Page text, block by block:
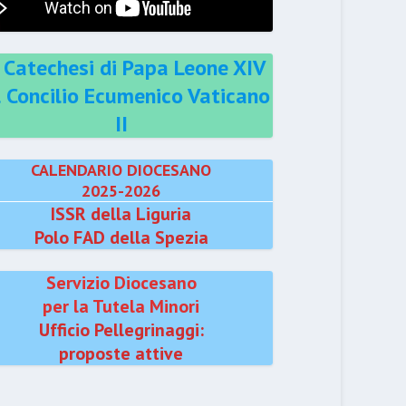
Catechesi di Papa Leone XIV
Ecumenico Vaticano
II
CALENDARIO DIOCESANO
2025-2026
ISSR della Liguria
Polo FAD della Spezia
Servizio Diocesano
per la Tutela Minori
Ufficio Pellegrinaggi:
proposte attive